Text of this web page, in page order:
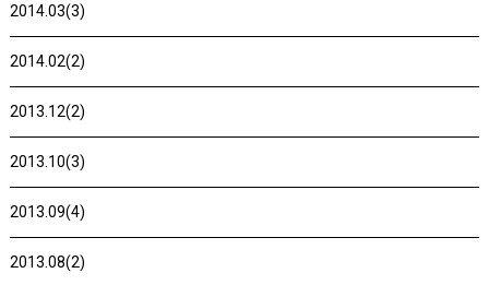
2014.03(3)
2014.02(2)
2013.12(2)
2013.10(3)
2013.09(4)
2013.08(2)